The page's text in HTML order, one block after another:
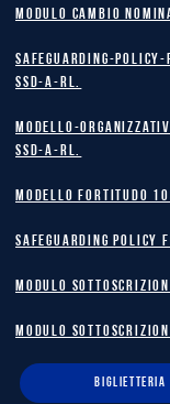
MODULO CAMBIO
safeguarding-
SSD-A-RL.
Modello-
SSD-A-RL.
MODELLO FORTITUDO
safeguarding policy
MODULO
MODULO
BIGLIETTERIA